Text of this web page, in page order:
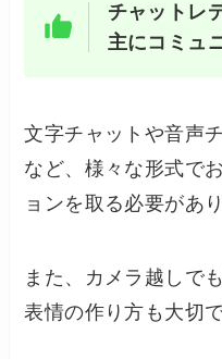
チャットレ
主にコミュ
文字チャットや音声
など、様々な形式で
ョンを取る必要があり
また、カメラ越しで
表情の作り方も大切で